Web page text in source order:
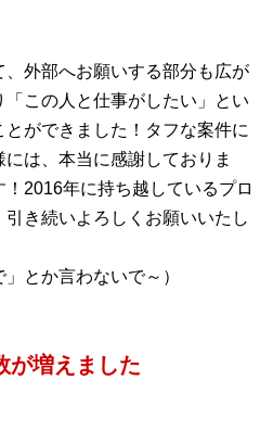
外部へお願いする部分も広が
この人と仕事がしたい」とい
ができました！タフな案件に
は、本当に感謝しておりま
2016年に持ち越しているプロ
き続いよろしくお願いいたし
とか言わないで～）
が増えました